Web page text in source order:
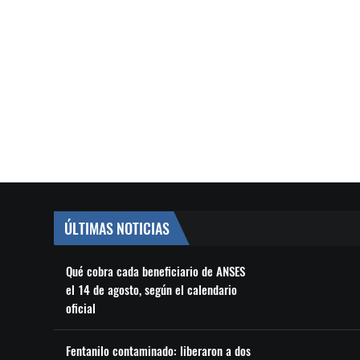
ÚLTIMAS NOTICIAS
Qué cobra cada beneficiario de ANSES
el 14 de agosto, según el calendario
oficial
Fentanilo contaminado: liberaron a dos